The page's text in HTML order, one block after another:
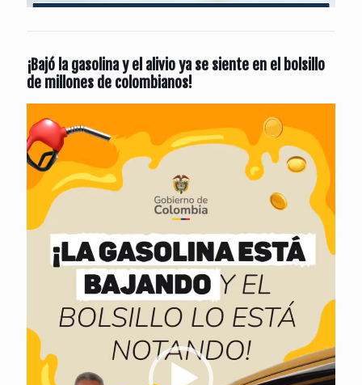
¡Bajó la gasolina y el alivio ya se siente en el bolsillo
de millones de colombianos!
de
vídeo